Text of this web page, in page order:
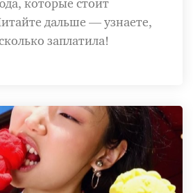
которые стоит
дальше — узнаете,
заплатила!